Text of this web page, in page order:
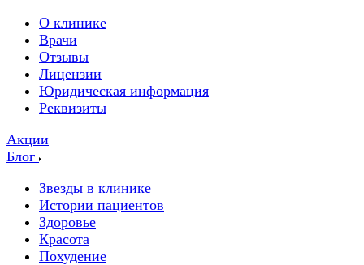
О клинике
Врачи
Отзывы
Лицензии
Юридическая информация
Реквизиты
Акции
Блог
Звезды в клинике
Истории пациентов
Здоровье
Красота
Похудение